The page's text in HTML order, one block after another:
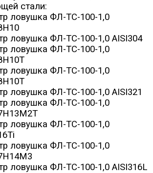
стали:
ловушка ФЛ-ТС-100-1,0
ловушка ФЛ-ТС-100-1,0 AISI304
ловушка ФЛ-ТС-100-1,0
ловушка ФЛ-ТС-100-1,0
ловушка ФЛ-ТС-100-1,0 AISI321
ловушка ФЛ-ТС-100-1,0
ловушка ФЛ-ТС-100-1,0
ловушка ФЛ-ТС-100-1,0
ловушка ФЛ-ТС-100-1,0 AISI316L